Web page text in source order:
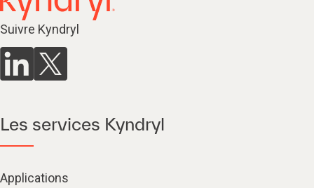
Suivre Kyndryl
Les services Kyndryl
Applications